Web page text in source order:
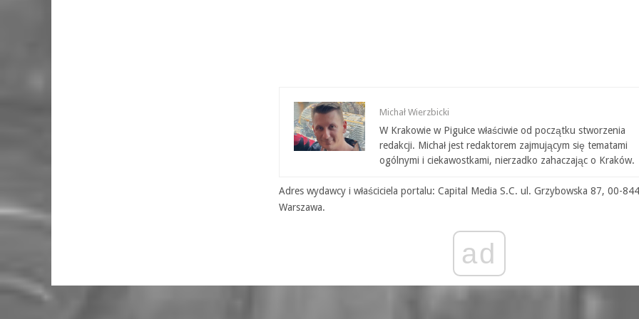
Michał Wierzbicki
W Krakowie w Pigułce właściwie od początku stworzenia
redakcji. Michał jest redaktorem zajmującym się tematami
ogólnymi i ciekawostkami, nierzadko zahaczając o Kraków.
Adres wydawcy i właściciela portalu: Capital Media S.C. ul. Grzybowska 87, 00-844
Warszawa.
ad